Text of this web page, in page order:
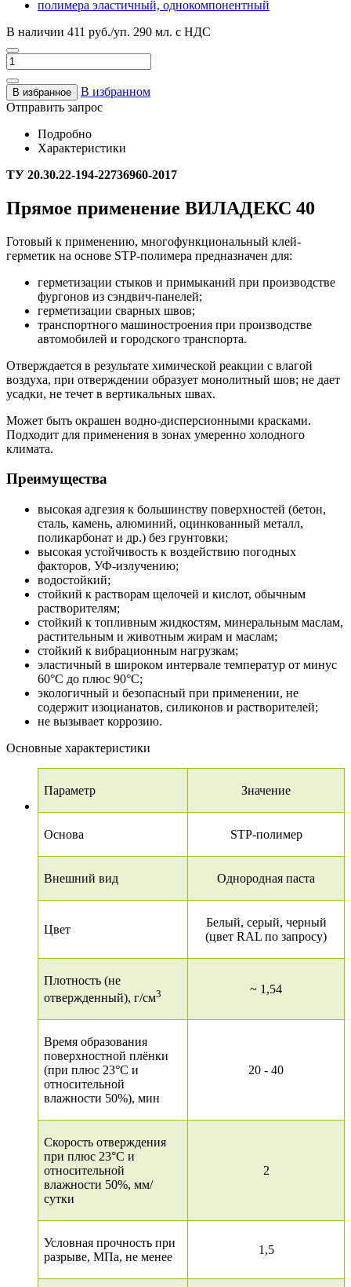
В наличии 411 руб./уп. 290 мл. с НДС
В избранное
В избранном
Отправить запрос
Подробно
Характеристики
ТУ 20.30.22-194-22736960-2017
Прямое применение ВИЛАДЕКС 40
Готовый к применению, многофункциональный клей-
герметик на основе STP-полимера предназначен для:
герметизации стыков и примыканий при производстве
фургонов из сэндвич-панелей;
герметизации сварных швов;
транспортного машиностроения при производстве
автомобилей и городского транспорта.
Отверждается в результате химической реакции с влагой
воздуха, при отверждении образует монолитный шов; не дает
усадки, не течет в вертикальных швах.
Может быть окрашен водно-дисперсионными красками.
Подходит для применения в зонах умеренно холодного
климата.
Преимущества
высокая адгезия к большинству поверхностей (бетон,
сталь, камень, алюминий, оцинкованный металл,
поликарбонат и др.) без грунтовки;
высокая устойчивость к воздействию погодных
факторов, УФ-излучению;
водостойкий;
стойкий к растворам щелочей и кислот, обычным
растворителям;
стойкий к топливным жидкостям, минеральным маслам,
растительным и животным жирам и маслам;
стойкий к вибрационным нагрузкам;
эластичный в широком интервале температур от минус
60°С до плюс 90°С;
экологичный и безопасный при применении, не
содержит изоцианатов, силиконов и растворителей;
не вызывает коррозию.
Основные характеристики
Параметр Значение
Основа STP-полимер
Внешний вид Однородная паста
Цвет
Белый, серый, черный
(цвет RAL по запросу)
Плотность (не
отвержденный), г/см3 ~ 1,54
Время образования
поверхностной плёнки
(при плюс 23°С и
относительной
влажности 50%), мин
20 - 40
Скорость отверждения
при плюс 23°С и
относительной
влажности 50%, мм/
сутки
2
Условная прочность при
разрыве, МПа, не менее
1,5